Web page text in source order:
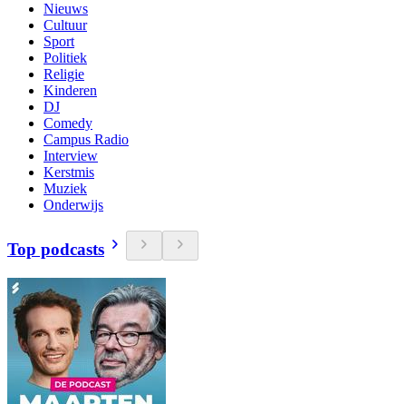
Nieuws
Cultuur
Sport
Politiek
Religie
Kinderen
DJ
Comedy
Campus Radio
Interview
Kerstmis
Muziek
Onderwijs
Top podcasts